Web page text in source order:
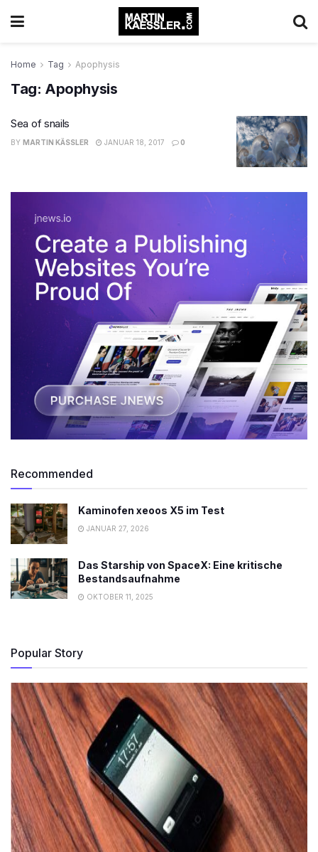
Home Tag Apophysis
Tag: Apophysis
Sea of snails
BY MARTIN KÄSSLER JANUAR 18, 2017 0
Recommended
Kaminofen xeoos X5 im Test
JANUAR 27, 2026
Das Starship von SpaceX: Eine kritische
Bestandsaufnahme
OKTOBER 11, 2025
Popular Story